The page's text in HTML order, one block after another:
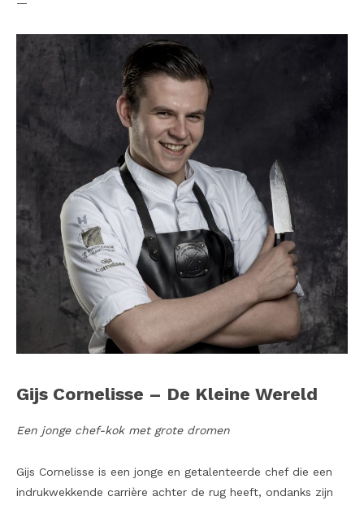
—
Gijs Cornelisse – De Kleine Wereld
Een jonge chef-kok met grote dromen
Gijs Cornelisse is een jonge en getalenteerde chef die een
indrukwekkende carrière achter de rug heeft, ondanks zijn